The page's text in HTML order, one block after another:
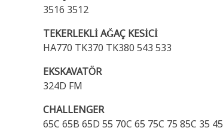
3516 3512
TEKERLEKLİ AĞAÇ KESİCİ
HA770 TK370 TK380 543 533
EKSKAVATÖR
324D FM
CHALLENGER
65C 65B 65D 55 70C 65 75C 75 85C 35 45